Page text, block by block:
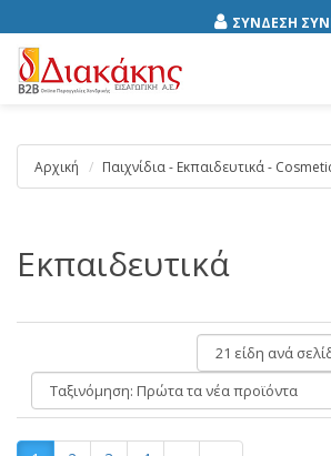
ΣΥΝΔΕΣΗ
Αρχική Παιχνίδια - Εκπαιδευτικά -
Εκπαιδευτικά
είδη
ανά
σελίδα
Ταξινόμηση: